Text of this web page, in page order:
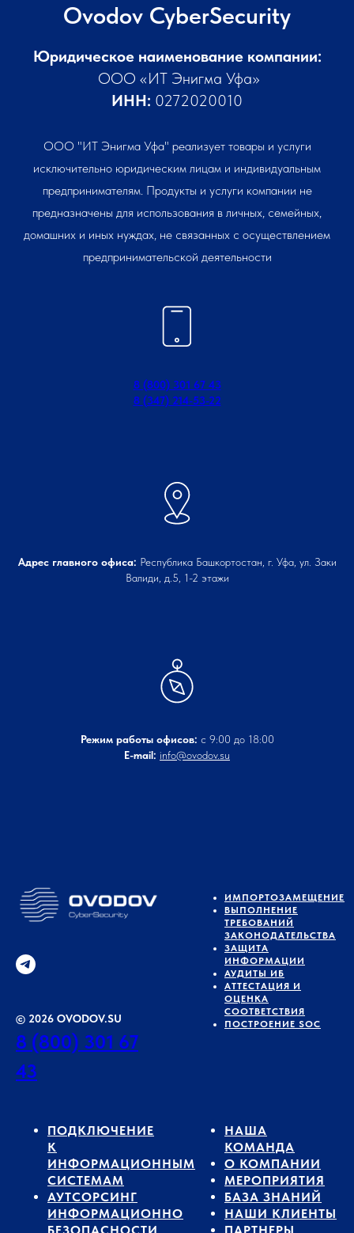
Ovodov CyberSecurity
Юридическое наименование компании:
ООО «ИТ Энигма Уфа»
ИНН: 0272020010
ООО "ИТ Энигма Уфа" реализует товары и услуги
исключительно юридическим лицам и индивидуальным
предпринимателям. Продукты и услуги компании не
предназначены для использования в личных, семейных,
домашних и иных нуждах, не связанных с осуществлением
предпринимательской деятельности
8 (800) 301 67 43
8 (347) 214-53-22
Адрес главного офиса: Республика Башкортостан, г. Уфа, ул. Заки
Валиди, д.5, 1-2 этажи
Режим работы офисов: с 9:00 до 18:00
E-mail: info@ovodov.su
© 2026 OVODOV.SU
8 (800) 301 67
43
ИМПОРТОЗАМЕЩЕНИЕ
ВЫПОЛНЕНИЕ
ТРЕБОВАНИЙ
ЗАКОНОДАТЕЛЬСТВА
ЗАЩИТА
ИНФОРМАЦИИ
АУДИТЫ ИБ
АТТЕСТАЦИЯ И
ОЦЕНКА
СООТВЕТСТВИЯ
ПОСТРОЕНИЕ SOC
ПОДКЛЮЧЕНИЕ
К
ИНФОРМАЦИОННЫМ
СИСТЕМАМ
АУТСОРСИНГ
ИНФОРМАЦИОННО
НАША
КОМАНДА
О КОМПАНИИ
МЕРОПРИЯТИЯ
БАЗА ЗНАНИЙ
НАШИ КЛИЕНТЫ